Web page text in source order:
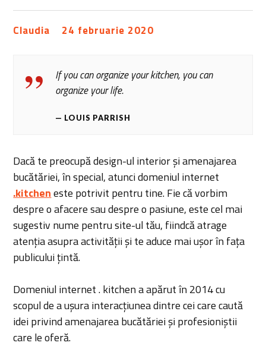
Claudia 24 februarie 2020
If you can organize your kitchen, you can
organize your life.
LOUIS PARRISH
Dacă te preocupă design-ul interior și amenajarea
bucătăriei, în special, atunci domeniul internet
.kitcheneste potrivit pentru tine. Fie că vorbim
despre o afacere sau despre o pasiune, este cel mai
sugestiv nume pentru site-ul tău, fiindcă atrage
atenția asupra activității și te aduce mai ușor în fața
publicului țintă.
Domeniul internet . kitchen a apărut în 2014 cu
scopul de a ușura interacțiunea dintre cei care caută
idei privind amenajarea bucătăriei și profesioniștii
care le oferă.